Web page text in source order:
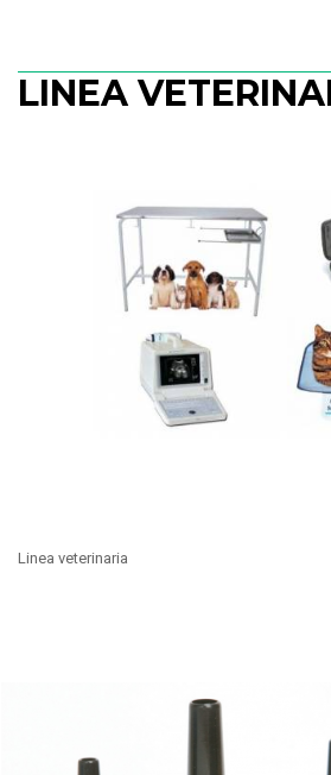
LINEA
Linea veterinaria